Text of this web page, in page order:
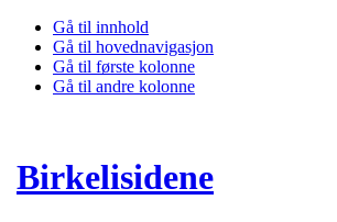
Gå til innhold
Gå til hovednavigasjon
Gå til første kolonne
Gå til andre kolonne
Birkelisidene